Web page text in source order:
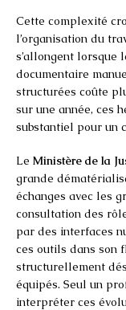
Cette complexité
l’organisation du
s’allongent lorsque
documentaire
structurées coûte
sur une année, ces
substantiel pour un
Le Ministère de la
grande
échanges avec les
consultation des
par des interfaces
ces outils dans son
structurellement
équipés. Seul un
interpréter ces